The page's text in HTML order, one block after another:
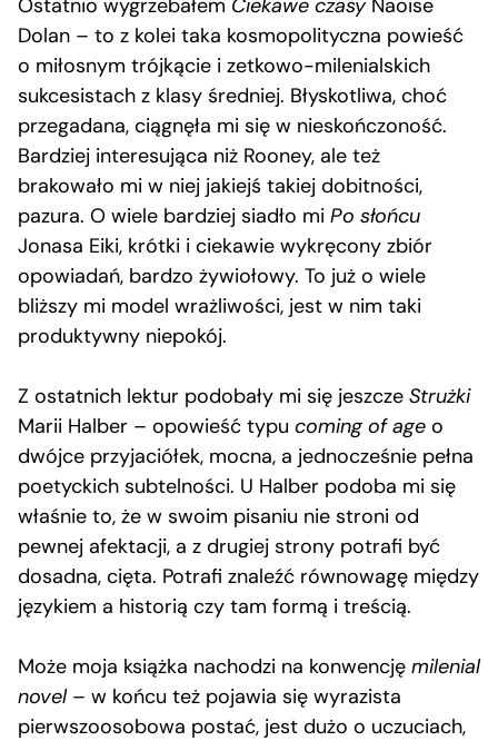
Dolan – to z kolei taka kosmopolityczna powieść
o miłosnym trójkącie i zetkowo-milenialskich
sukcesistach z klasy średniej. Błyskotliwa, choć
przegadana, ciągnęła mi się w nieskończoność.
Bardziej interesująca niż Rooney, ale też
brakowało mi w niej jakiejś takiej dobitności,
pazura. O wiele bardziej siadło mi Po słońcu
Jonasa Eiki, krótki i ciekawie wykręcony zbiór
opowiadań, bardzo żywiołowy. To już o wiele
bliższy mi model wrażliwości, jest w nim taki
produktywny niepokój.
Z ostatnich lektur podobały mi się jeszcze Strużki
Marii Halber – opowieść typu coming of age o
dwójce przyjaciółek, mocna, a jednocześnie pełna
poetyckich subtelności. U Halber podoba mi się
właśnie to, że w swoim pisaniu nie stroni od
pewnej afektacji, a z drugiej strony potrafi być
dosadna, cięta. Potrafi znaleźć równowagę między
językiem a historią czy tam formą i treścią.
Może moja książka nachodzi na konwencję milenial
novel – w końcu też pojawia się wyrazista
pierwszoosobowa postać, jest dużo o uczuciach,